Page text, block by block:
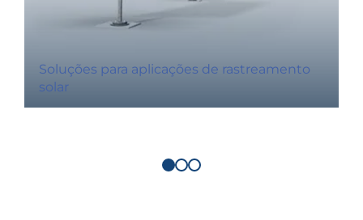
Soluções para aplicações de rastreamento
solar